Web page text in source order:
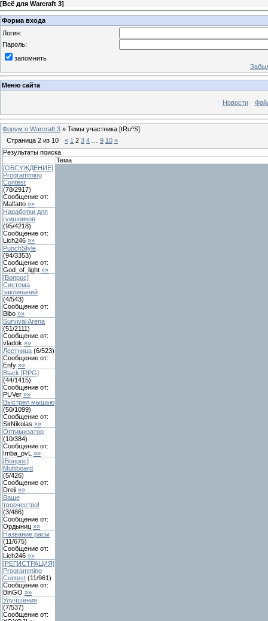
[Всё для Warcraft 3]
Форма входа
Логин:
Пароль:
запомнить
Меню сайта
Новости
Форум о Warcraft 3 » Темы участника [tRu^S]
Страница 2 из 10 « 1 2 3 4 9 10 »
Результаты поиска
Тема
[ОБСУЖДЕНИЕ]
Programming
Contest
(78/2917)
Сообщение от:
Malfatto »»
Наработки для
гуишников
(95/4218)
Сообщение от:
Lich246 »»
PunchStyle
(94/3353)
Сообщение от:
God_of_light »»
[Вопрос]
Система
заклинаний
(4/543)
Сообщение от:
Bibo »»
Survival Arena
(51/2111)
Сообщение от:
vladok »»
Лестница (6/523)
Сообщение от:
Enfy »»
Black [RPG]
(44/1415)
Сообщение от:
PUVer »»
Выстрел мышью
(50/1099)
Сообщение от:
SirNikolas »»
Оптимизатор
(10/384)
Сообщение от:
Imba_pvL »»
[Вопрос]
Multiboard
(5/426)
Сообщение от:
Dreii »»
Ваше
творчество!
(3/486)
Сообщение от:
Ордыниц »»
Название расы
(11/675)
Сообщение от:
Lich246 »»
[РЕГИСТРАЦИЯ]
Programming
Contest (11/961)
Сообщение от:
BinGO »»
Улучшения
(7/537)
Сообщение от: